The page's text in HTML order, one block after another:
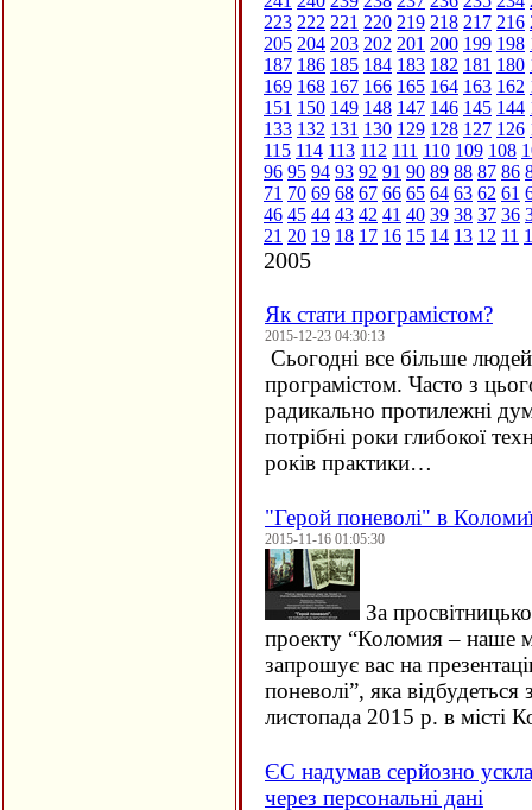
223 222 221 220 219 218 217 216
205 204 203 202 201 200 199 198
187 186 185 184 183 182 181 180
169 168 167 166 165 164 163 162
151 150 149 148 147 146 145 144
133 132 131 130 129 128 127 126
115 114 113 112 111 110 109 108
96 95 94 93 92 91 90 89 88 87 86
71 70 69 68 67 66 65 64 63 62 61
46 45 44 43 42 41 40 39 38 37 36
21 20 19 18 17 16 15 14 13 12 11
2005
Як стати програмістом?
2015-12-23 04:30:13
Сьогодні все більше
програмістом. Часто з
радикально протилежні
потрібні роки глибокої
років практики…
"Герой поневолі" в
2015-11-16 01:05:30
За
проекту “Коломия – наше
запрошує вас на
поневолі”, яка відбудеться
листопада 2015 р. в місті
ЄC надумав серйозно
через персональні дані